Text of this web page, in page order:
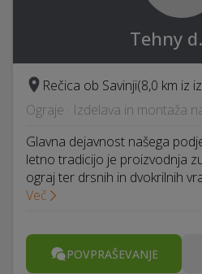
Tehny
Rečica ob Savinji(8,0 km iz
Ograje · Izdelava in montaža
Glavna dejavnost našega
letno tradicijo je proizvodnja
ograj ter drsnih in dvokrilnih
Več
POVPRAŠEVANJE